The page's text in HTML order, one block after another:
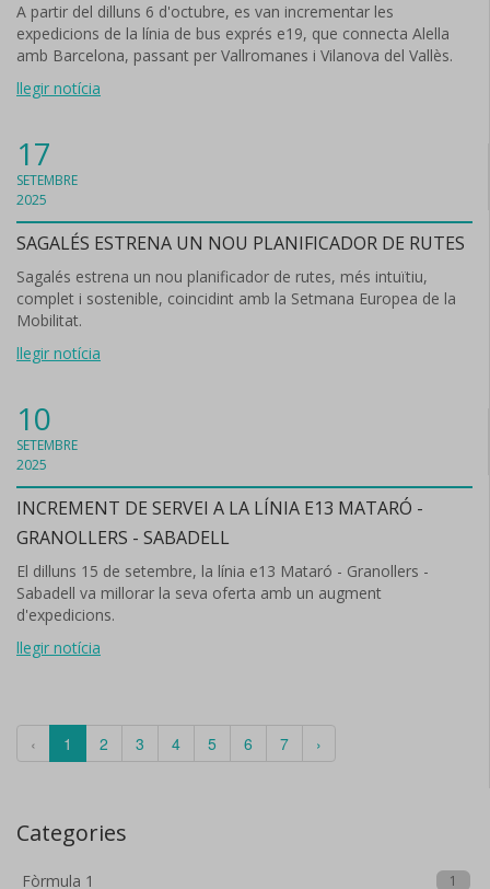
A partir del dilluns 6 d'octubre, es van incrementar les
expedicions de la línia de bus exprés e19, que connecta Alella
amb Barcelona, passant per Vallromanes i Vilanova del Vallès.
llegir notícia
17
SETEMBRE
2025
SAGALÉS ESTRENA UN NOU PLANIFICADOR DE RUTES
Sagalés estrena un nou planificador de rutes, més intuïtiu,
complet i sostenible, coincidint amb la Setmana Europea de la
Mobilitat.
llegir notícia
10
SETEMBRE
2025
INCREMENT DE SERVEI A LA LÍNIA E13 MATARÓ -
GRANOLLERS - SABADELL
El dilluns 15 de setembre, la línia e13 Mataró - Granollers -
Sabadell va millorar la seva oferta amb un augment
d'expedicions.
llegir notícia
‹ 1 2 3 4 5 6 7 ›
Categories
Fòrmula 1 1